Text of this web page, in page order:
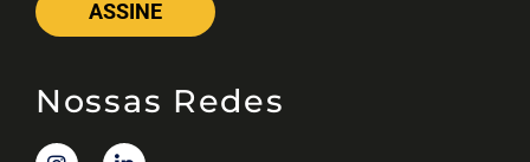
ASSINE
Nossas Redes